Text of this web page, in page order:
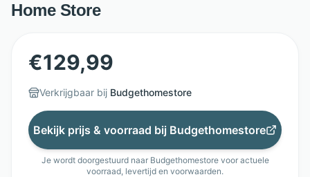
Home Store
€129,99
Verkrijgbaar bij Budgethomestore
Bekijk prijs & voorraad bij Budgethomestore
Je wordt doorgestuurd naar Budgethomestorevoor actuele
voorraad, levertijd en voorwaarden.